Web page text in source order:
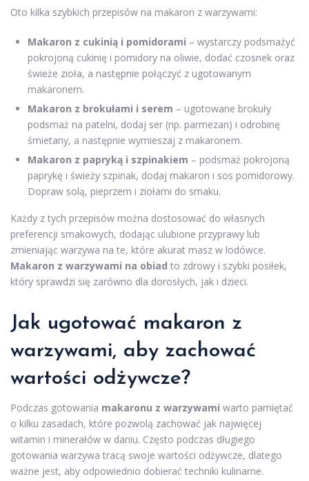
Oto kilka szybkich przepisów na makaron z warzywami:
Makaron z cukinią i pomidorami – wystarczy podsmażyć
pokrojoną cukinię i pomidory na oliwie, dodać czosnek oraz
świeże zioła, a następnie połączyć z ugotowanym
makaronem.
Makaron z brokułami i serem – ugotowane brokuły
podsmaż na patelni, dodaj ser (np. parmezan) i odrobinę
śmietany, a następnie wymieszaj z makaronem.
Makaron z papryką i szpinakiem – podsmaż pokrojoną
paprykę i świeży szpinak, dodaj makaron i sos pomidorowy.
Dopraw solą, pieprzem i ziołami do smaku.
Każdy z tych przepisów można dostosować do własnych
preferencji smakowych, dodając ulubione przyprawy lub
zmieniając warzywa na te, które akurat masz w lodówce.
Makaron z warzywami na obiad to zdrowy i szybki posiłek,
który sprawdzi się zarówno dla dorosłych, jak i dzieci.
Jak ugotować makaron z
warzywami, aby zachować
wartości odżywcze?
Podczas gotowania makaronu z warzywami warto pamiętać
o kilku zasadach, które pozwolą zachować jak najwięcej
witamin i minerałów w daniu. Często podczas długiego
gotowania warzywa tracą swoje wartości odżywcze, dlatego
ważne jest, aby odpowiednio dobierać techniki kulinarne.